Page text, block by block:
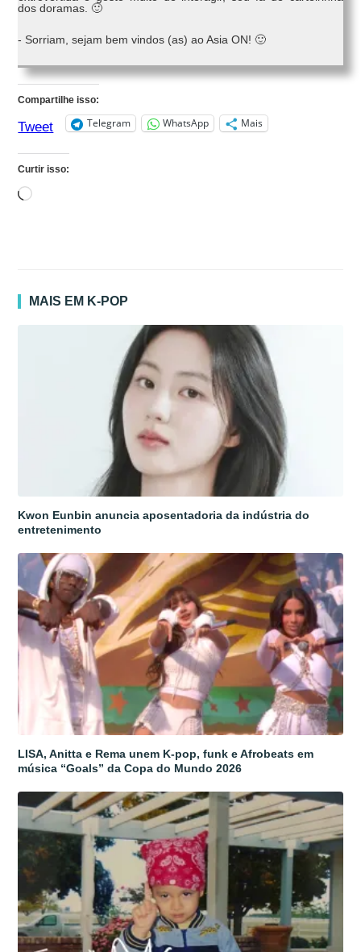
dos doramas. 🙂
- Sorriam, sejam bem vindos (as) ao Asia ON! 🙂
Compartilhe isso:
Tweet Telegram WhatsApp Mais
Curtir isso:
Carregando...
MAIS EM K-POP
Kwon Eunbin anuncia aposentadoria da indústria do
entretenimento
LISA, Anitta e Rema unem K-pop, funk e Afrobeats em
música “Goals” da Copa do Mundo 2026